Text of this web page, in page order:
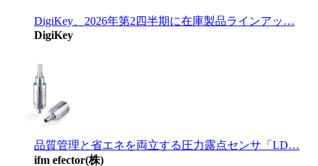
DigiKey、2026年第2四半期に在庫製品ラインアッ…
DigiKey
品質管理と省エネを両立する圧力露点センサ「LD…
ifm efector(株)